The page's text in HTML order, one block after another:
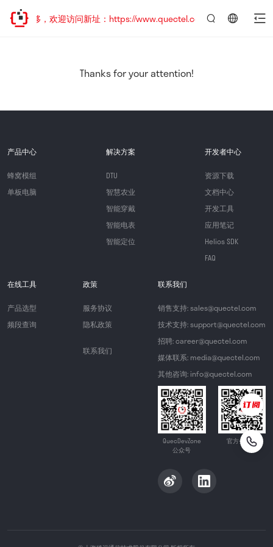
址已迁移，欢迎访问新址：https://www.quectel.com.cn
Thanks for your attention!
产品中心
蜂窝模组
单板电脑
解决方案
DTU
智慧农业
智能穿戴
智能电表
智能定位
开发者中心
资源下载
文档中心
开发工具
应用笔记
Helios SDK
FAQ
在线工具
产品选型
频段查询
政策
服务协议
隐私政策
联系我们
联系我们
销售支持: sales@quectel.com
技术支持: support@quectel.com
招聘: career@quectel.com
媒体联系: media@quectel.com
其他咨询: info@quectel.com
QuecDevZone
公众号
官方公众号